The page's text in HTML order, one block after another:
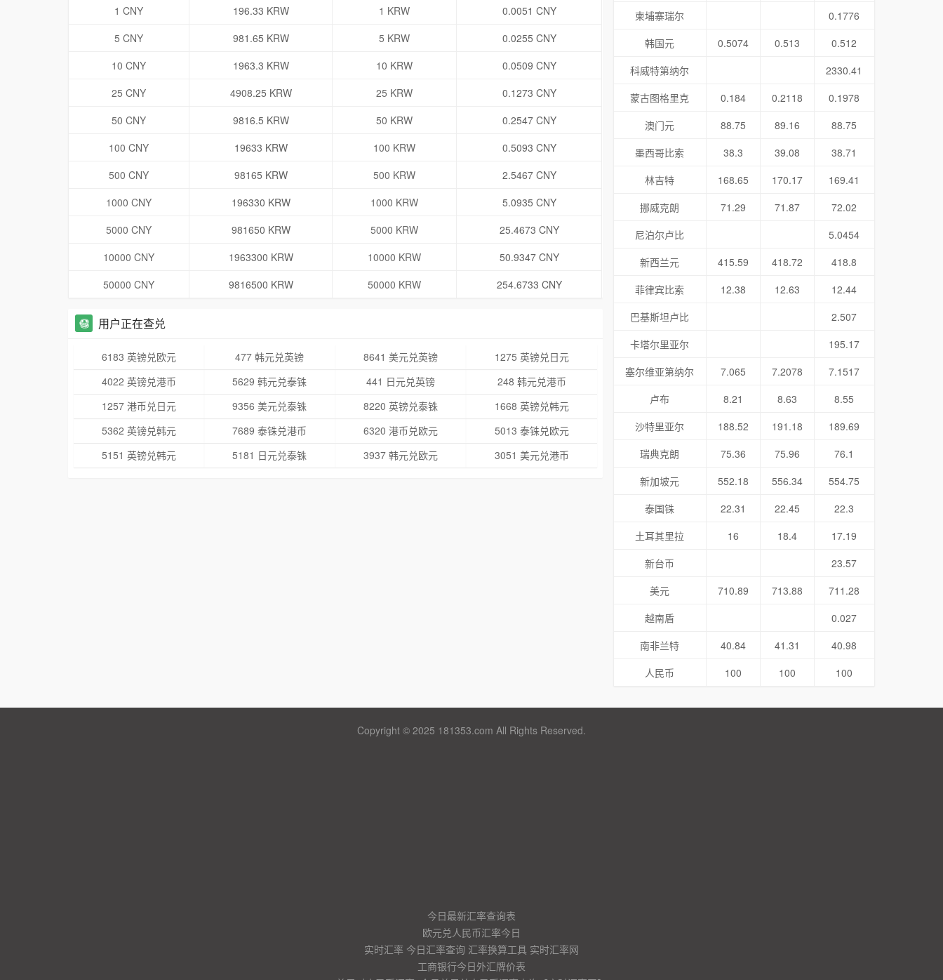
1 CNY
196.33 KRW 1 KRW
0.0051 CNY
5 CNY
981.65 KRW 5 KRW
0.0255 CNY
10 CNY
1963.3 KRW 10 KRW
0.0509 CNY
25 CNY
4908.25 KRW 25 KRW
0.1273 CNY
50 CNY
9816.5 KRW 50 KRW
0.2547 CNY
100 CNY
19633 KRW 100 KRW
0.5093 CNY
500 CNY
98165 KRW 500 KRW
2.5467 CNY
1000 CNY
196330 KRW 1000 KRW
5.0935 CNY
5000 CNY
981650 KRW 5000 KRW
25.4673 CNY
10000 CNY
1963300 KRW 10000 KRW
50.9347 CNY
50000 CNY
9816500 KRW 50000 KRW 254.6733 CNY
用户正在查兑
6183 英镑兑欧元 477 韩元兑英镑 8641 美元兑英镑
1275 英镑兑日元
4022 英镑兑港币
5629 韩元兑泰铢 441 日元兑英镑
248 韩元兑港币
1257 港币兑日元
9356 美元兑泰铢 8220 英镑兑泰铢
1668 英镑兑韩元
5362 英镑兑韩元
7689 泰铢兑港币 6320 港币兑欧元
5013 泰铢兑欧元
5151 英镑兑韩元
5181 日元兑泰铢 3937 韩元兑欧元 3051 美元兑港币
柬埔寨瑞尔
0.1776
韩国元
0.5074 0.513
0.512
科威特第纳尔
2330.41
蒙古图格里克
0.184 0.2118
0.1978
澳门元
88.75 89.16
88.75
墨西哥比索
38.3 39.08
38.71
林吉特
168.65 170.17
169.41
挪威克朗
71.29 71.87
72.02
尼泊尔卢比
5.0454
新西兰元
415.59 418.72
418.8
菲律宾比索
12.38 12.63
12.44
巴基斯坦卢比
2.507
卡塔尔里亚尔
195.17
塞尔维亚第纳尔
7.065 7.2078
7.1517
卢布
8.21 8.63
8.55
沙特里亚尔
188.52 191.18
189.69
瑞典克朗
75.36 75.96
76.1
新加坡元
552.18 556.34
554.75
泰国铢
22.31 22.45
22.3
土耳其里拉
16 18.4
17.19
新台币
23.57
美元
710.89 713.88
711.28
越南盾
0.027
南非兰特
40.84 41.31
40.98
人民币
100 100 100
Copyright © 2025 181353.com All Rights Reserved.
今日最新汇率查询表
欧元兑人民币汇率今日
实时汇率 今日汇率查询 汇率换算工具 实时汇率网
工商银行今日外汇牌价表